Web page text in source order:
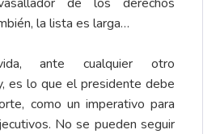
la lista es larga…
ante cualquier otro
es lo que el presidente debe
como un imperativo para
No se pueden seguir